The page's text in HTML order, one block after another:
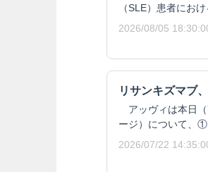
（SLE）患者におけ
2026/08/05
リサンキズマブ
アッヴィは本日（
ージ）について、
2026/07/22